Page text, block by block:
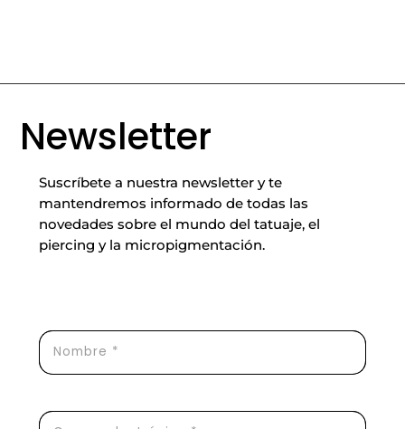
Newsletter
Suscríbete a nuestra newsletter y te
mantendremos informado de todas las
novedades sobre el mundo del tatuaje, el
piercing y la micropigmentación.